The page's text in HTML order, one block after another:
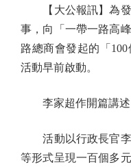
【大公報訊】為發
事，向「一帶一路高
路總商會發起的「
活動早前啟動。
李家超作開篇講述
活動以行政長官李
等形式呈現一百個多